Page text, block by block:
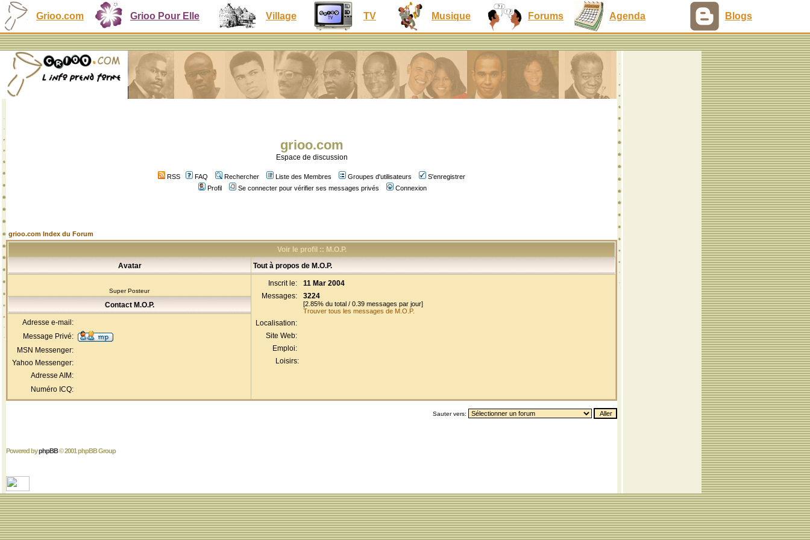
Grioo.com Grioo Pour Elle Village TV Musique Forums Agenda Blogs
grioo.com
Espace de discussion
RSS FAQ Rechercher Liste des Membres Groupes d'utilisateurs
S'enregistrer
Profil
Se connecter pour vérifier ses messages privés Connexion
grioo.com Index du Forum
Voir le profil :: M.O.P.
Avatar
Tout à propos de M.O.P.
Super Posteur
Inscrit le:
11 Mar 2004
Messages:
3224
[2.85% du total / 0.39 messages par jour]
Trouver tous les messages de M.O.P.
Localisation:
Site Web:
Emploi:
Loisirs:
Contact M.O.P.
Adresse e-mail:
Message Privé:
MSN Messenger:
Yahoo Messenger:
Adresse AIM:
Numéro ICQ:
Sauter vers:
Powered byphpBB© 2001 phpBB Group